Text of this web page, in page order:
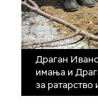
Драган
имања и
за ратарство